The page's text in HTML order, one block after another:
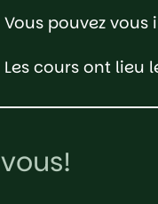
Vous pouvez
Les cours ont lieu